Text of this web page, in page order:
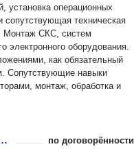
сопутствующая техническая
Монтаж СКС, систем
электронного оборудования.
как обязательный
Сопутствующие навыки
монтаж, обработка и
работе с компьютерами по договорённости